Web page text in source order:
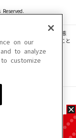
画・音声等を、手段や形態
載、ファイル化などすること
合があります。
あります。
on our
to analyze
customize